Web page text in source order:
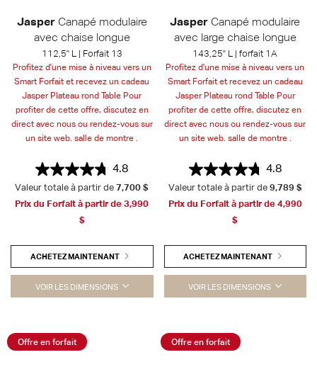
JasperCanapé modulaire
avec chaise longue
112,5" L | Forfait 13
Profitez d'une mise à niveau vers un
Smart Forfait et recevez un cadeau
Jasper Plateau rond Table Pour
profiter de cette offre, discutez en
direct avec nous ou rendez-vous sur
un site web. salle de montre .
4.8
Valeur totale à partir de7,700 $
Prix du Forfait à partir de3,990
$
ACHETEZ MAINTENANT
VOIR LES DIMENSIONS
Jasper Canapé modulaire
avec large chaise longue
143,25" L | forfait 1A
Profitez d'une mise à niveau vers un
Smart Forfait et recevez un cadeau
Jasper Plateau rond Table Pour
profiter de cette offre, discutez en
direct avec nous ou rendez-vous sur
un site web. salle de montre .
4.8
Valeur totale à partir de 9,789 $
Prix du Forfait à partir de 4,990
$
ACHETEZ MAINTENANT
VOIR LES DIMENSIONS
Offre en forfait Offre en forfait